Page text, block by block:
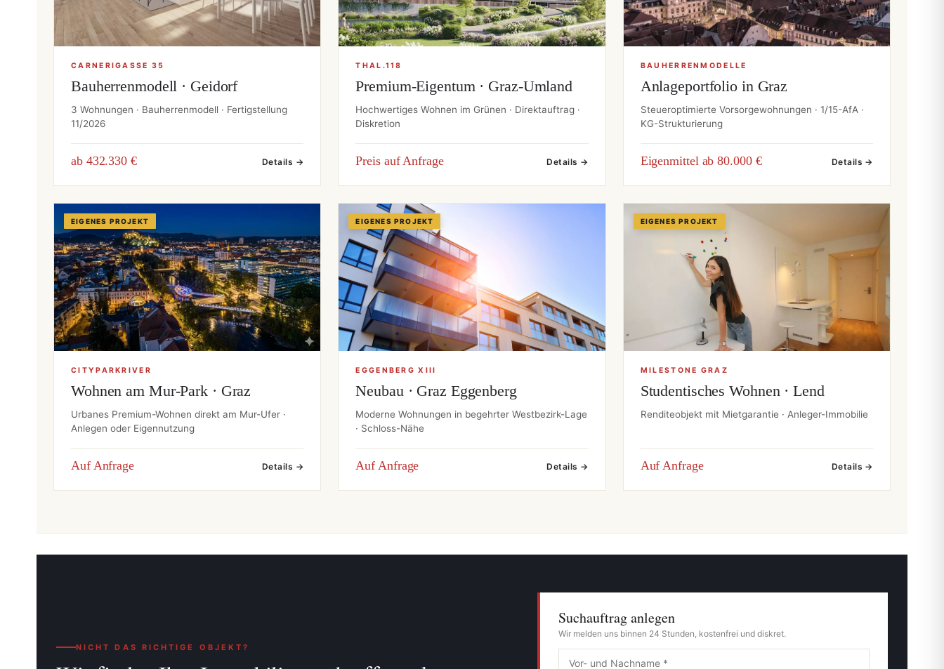
CARNERIGASSE 35
Bauherrenmodell · Geidorf
3 Wohnungen · Bauherrenmodell · Fertigstellung
11/2026
ab 432.330 € Details →
THAL.118
Premium-Eigentum · Graz-Umland
Hochwertiges Wohnen im Grünen · Direktauftrag ·
Diskretion
Preis auf Anfrage Details →
BAUHERRENMODELLE
Anlageportfolio in Graz
Steueroptimierte Vorsorgewohnungen · 1/15-AfA ·
KG-Strukturierung
Eigenmittel ab 80.000 € Details →
EIGENES PROJEKT
CITYPARKRIVER
Wohnen am Mur-Park · Graz
Urbanes Premium-Wohnen direkt am Mur-Ufer ·
Anlegen oder Eigennutzung
Auf Anfrage Details →
EIGENES PROJEKT
EGGENBERG XIII
Neubau · Graz Eggenberg
Moderne Wohnungen in begehrter Westbezirk-Lage
· Schloss-Nähe
Auf Anfrage Details →
EIGENES PROJEKT
MILESTONE GRAZ
Studentisches Wohnen · Lend
Renditeobjekt mit Mietgarantie · Anleger-Immobilie
Auf Anfrage Details →
NICHT DAS RICHTIGE OBJEKT?
Suchauftrag anlegen
Wir melden uns binnen 24 Stunden, kostenfrei und diskret.